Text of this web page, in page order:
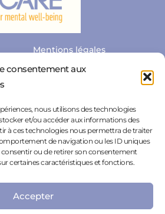
consentement aux
nous utilisons des technologies
et/ou accéder aux informations des
à ces technologies nous permettra de traiter
de navigation ou les ID uniques
consentir ou de retirer son consentement
certaines caractéristiques et fonctions.
Accepter
Mentions légales
Politique de confidentialité
Politique de cookies